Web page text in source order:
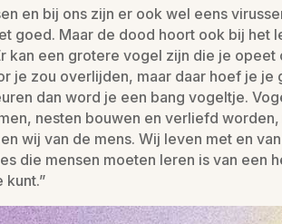
en bij ons zijn er ook wel eens
goed. Maar de dood hoort ook bij
kan een grotere vogel zijn die je
je zou overlijden, maar daar hoef je
dan word je een bang vogeltje.
nesten bouwen en verliefd
wij van de mens. Wij leven met en
die mensen moeten leren is van
kunt.”